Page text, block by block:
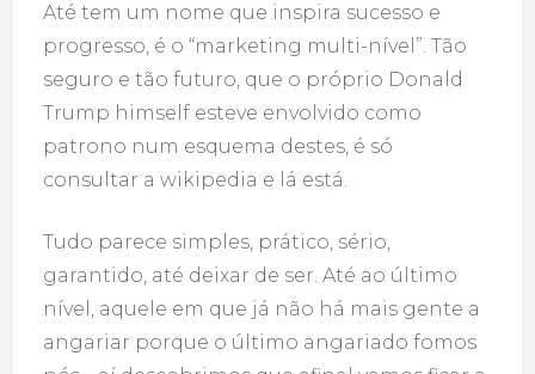
Até tem um nome que inspira sucesso e
progresso, é o “marketing multi-nível”. Tão
seguro e tão futuro, que o próprio Donald
Trump himself esteve envolvido como
patrono num esquema destes, é só
consultar a wikipedia e lá está.
Tudo parece simples, prático, sério,
garantido, até deixar de ser. Até ao último
nível, aquele em que já não há mais gente a
angariar porque o último angariado fomos